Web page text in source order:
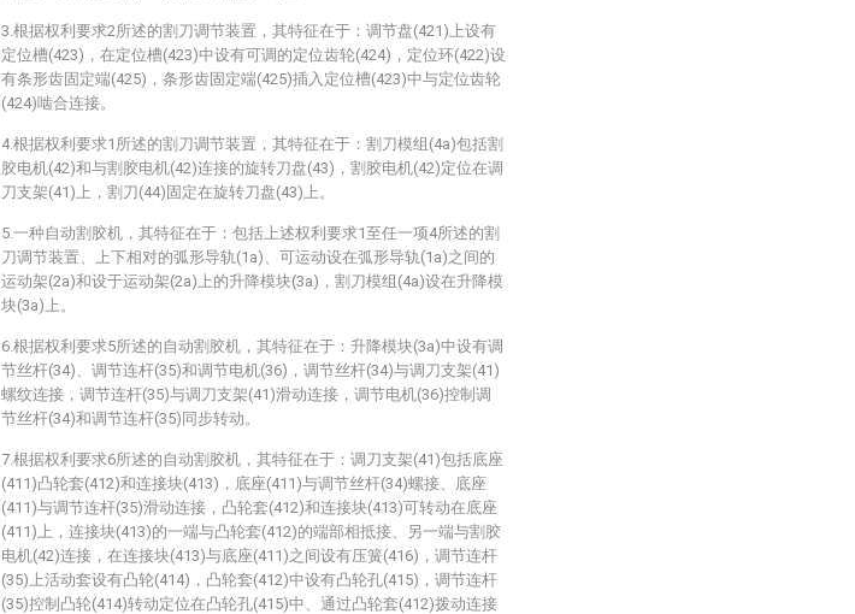
3.根据权利要求2所述的割刀调节装置，其特征在于：调节盘(421)上设有
定位槽(423)，在定位槽(423)中设有可调的定位齿轮(424)，定位环(422)设
有条形齿固定端(425)，条形齿固定端(425)插入定位槽(423)中与定位齿轮
(424)啮合连接。
4.根据权利要求1所述的割刀调节装置，其特征在于：割刀模组(4a)包括割
胶电机(42)和与割胶电机(42)连接的旋转刀盘(43)，割胶电机(42)定位在调
刀支架(41)上，割刀(44)固定在旋转刀盘(43)上。
5.一种自动割胶机，其特征在于：包括上述权利要求1至任一项4所述的割
刀调节装置、上下相对的弧形导轨(1a)、可运动设在弧形导轨(1a)之间的
运动架(2a)和设于运动架(2a)上的升降模块(3a)，割刀模组(4a)设在升降模
块(3a)上。
6.根据权利要求5所述的自动割胶机，其特征在于：升降模块(3a)中设有调
节丝杆(34)、调节连杆(35)和调节电机(36)，调节丝杆(34)与调刀支架(41)
螺纹连接，调节连杆(35)与调刀支架(41)滑动连接，调节电机(36)控制调
节丝杆(34)和调节连杆(35)同步转动。
7.根据权利要求6所述的自动割胶机，其特征在于：调刀支架(41)包括底座
(411)凸轮套(412)和连接块(413)，底座(411)与调节丝杆(34)螺接、底座
(411)与调节连杆(35)滑动连接，凸轮套(412)和连接块(413)可转动在底座
(411)上，连接块(413)的一端与凸轮套(412)的端部相抵接、另一端与割胶
电机(42)连接，在连接块(413)与底座(411)之间设有压簧(416)，调节连杆
(35)上活动套设有凸轮(414)，凸轮套(412)中设有凸轮孔(415)，调节连杆
(35)控制凸轮(414)转动定位在凸轮孔(415)中、通过凸轮套(412)拨动连接